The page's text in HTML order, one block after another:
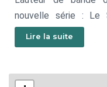
nouvelle série : Le
aztèque. À cette
pendant les six
créent devant nos
Lire la suite